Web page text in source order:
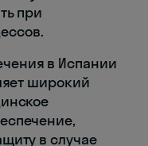
при
в Испании
широкий
в случае